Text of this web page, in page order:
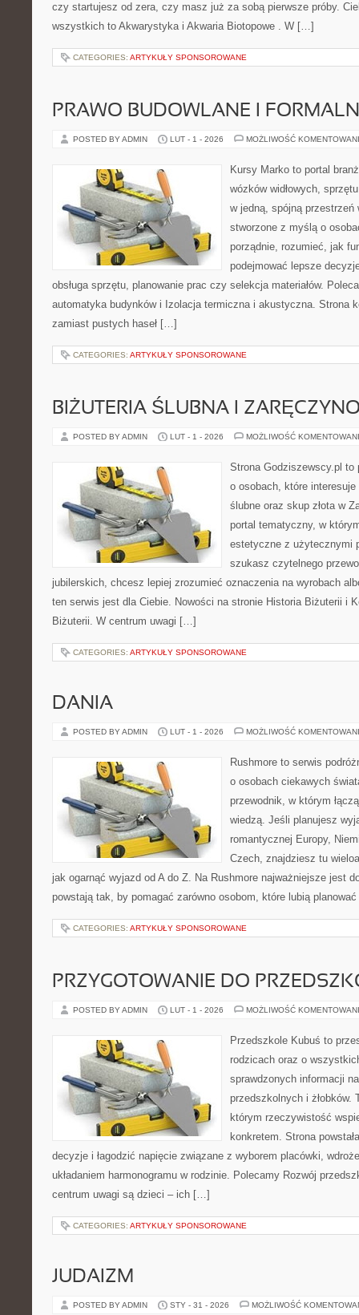
czy startujesz od zera, czy masz już za sobą pierwsze próby.
wszystkich to Akwarystyka i Akwaria Biotopowe . W […]
CATEGORIES: ARTYKUŁY SPONSOROWANE
PRAWO BUDOWLANE I
POSTED BY ADMIN LUT - 1 - 2026 MOŻLIWOŚĆ
Kursy Marko to portal
wózków widłowych,
w jedną, spójną przestrzeń
stworzone z myślą o
porządnie, rozumieć, jak
podejmować lepsze
obsługa sprzętu, planowanie prac czy selekcja materiałów.
automatyka budynków i Izolacja termiczna i akustyczna. Strona
zamiast pustych haseł […]
CATEGORIES: ARTYKUŁY SPONSOROWANE
BIŻUTERIA ŚLUBNA I
POSTED BY ADMIN LUT - 1 - 2026 MOŻLIWOŚĆ
Strona Godziszewscy.pl
o osobach, które
ślubne oraz skup złota w
portal tematyczny, w
estetyczne z użytecznymi
szukasz czytelnego
jubilerskich, chcesz lepiej zrozumieć oznaczenia na wyrobach
ten serwis jest dla Ciebie. Nowości na stronie Historia Biżuterii i
Biżuterii. W centrum uwagi […]
CATEGORIES: ARTYKUŁY SPONSOROWANE
DANIA
POSTED BY ADMIN LUT - 1 - 2026 MOŻLIWOŚĆ
Rushmore to serwis
o osobach ciekawych
przewodnik, w którym
wiedzą. Jeśli planujesz
romantycznej Europy,
Czech, znajdziesz tu
jak ogarnąć wyjazd od A do Z. Na Rushmore najważniejsze jest
powstają tak, by pomagać zarówno osobom, które lubią
CATEGORIES: ARTYKUŁY SPONSOROWANE
PRZYGOTOWANIE DO
POSTED BY ADMIN LUT - 1 - 2026 MOŻLIWOŚĆ
Przedszkole Kubuś to
rodzicach oraz o
sprawdzonych informacji
przedszkolnych i żłobków.
którym rzeczywistość
konkretem. Strona
decyzje i łagodzić napięcie związane z wyborem placówki,
układaniem harmonogramu w rodzinie. Polecamy Rozwój
centrum uwagi są dzieci – ich […]
CATEGORIES: ARTYKUŁY SPONSOROWANE
JUDAIZM
POSTED BY ADMIN STY - 31 - 2026 MOŻLIWOŚĆ